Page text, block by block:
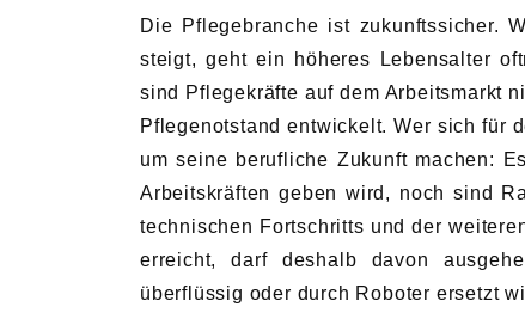
Die Pflegebranche ist zukunftssicher.
steigt, geht ein höheres Lebensalter
sind Pflegekräfte auf dem Arbeitsmarkt
Pflegenotstand entwickelt. Wer sich für
um seine berufliche Zukunft machen:
Arbeitskräften geben wird, noch sind
technischen Fortschritts und der
erreicht, darf deshalb davon
überflüssig oder durch Roboter ersetzt